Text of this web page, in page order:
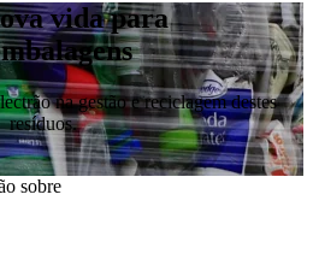
vida para
na gestão e reciclagem destes
resíduos.
sobre